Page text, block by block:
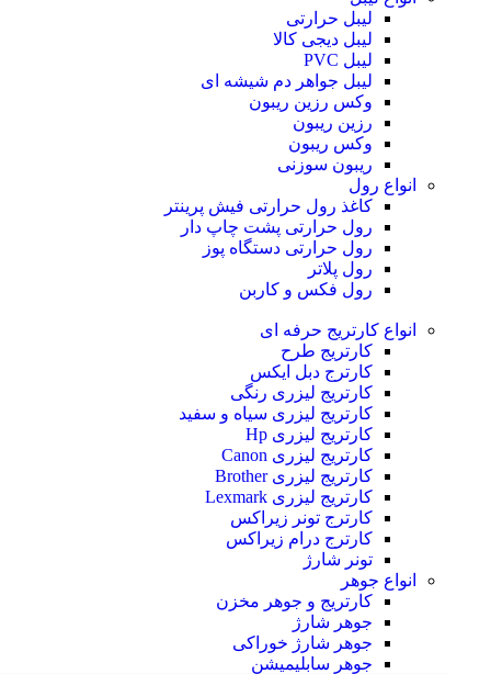
لیبل حرارتی
لیبل دیجی کالا
لیبل PVC
لیبل جواهر دم شیشه ای
وکس رزین ریبون
رزین ریبون
وکس ریبون
ریبون سوزنی
انواع رول
کاغذ رول حرارتی فیش پرینتر
رول حرارتی پشت چاپ دار
رول حرارتی دستگاه پوز
رول پلاتر
رول فکس و کاربن
انواع کارتریج حرفه ای
کارتریج طرح
کارترج دبل ایکس
کارتریج لیزری رنگی
کارتریج لیزری سیاه و سفید
کارتریج لیزری Hp
کارتریج لیزری Canon
کارتریج لیزری Brother
کارتریج لیزری Lexmark
کارترج تونر زیراکس
کارترج درام زیراکس
تونر شارژ
انواع جوهر
کارتریج و جوهر مخزن
جوهر شارژ
جوهر شارژ خوراکی
جوهر سابلیمیشن